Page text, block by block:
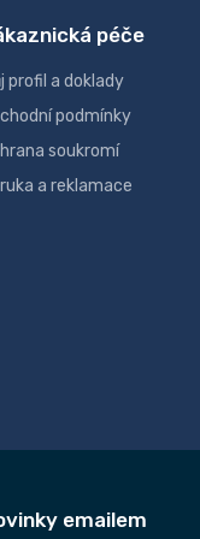
péče
profil a doklady
podmínky
soukromí
a reklamace
emailem